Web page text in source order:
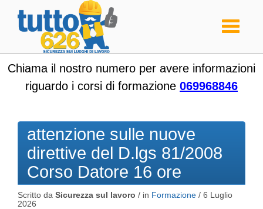
Toggle
Chiama il nostro numero per avere informazioni
riguardo i corsi di formazione 069968846
attenzione sulle nuove
direttive del D.lgs 81/2008
Corso Datore 16 ore
Scritto da Sicurezza sul lavoro / in Formazione / 6 Luglio
2026